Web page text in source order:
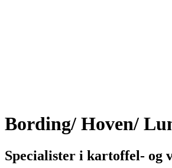
Bording/ Hoven/
Specialister i kartoffel- og